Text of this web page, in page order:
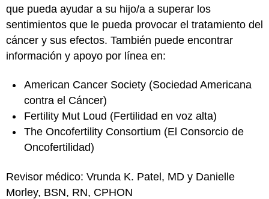
que pueda ayudar a su hijo/a a superar los
sentimientos que le pueda provocar el tratamiento del
cáncer y sus efectos. También puede encontrar
información y apoyo por línea en:
American Cancer Society (Sociedad Americana
contra el Cáncer)
Fertility Mut Loud (Fertilidad en voz alta)
The Oncofertility Consortium (El Consorcio de
Oncofertilidad)
Revisor médico: Vrunda K. Patel, MD y Danielle
Morley, BSN, RN, CPHON